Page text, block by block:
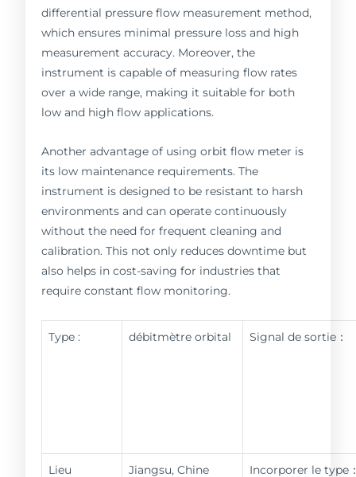
differential pressure flow measurement method,
which ensures minimal pressure loss and high
measurement accuracy. Moreover, the
instrument is capable of measuring flow rates
over a wide range, making it suitable for both
low and high flow applications.
Another advantage of using orbit flow meter is
its low maintenance requirements. The
instrument is designed to be resistant to harsh
environments and can operate continuously
without the need for frequent cleaning and
calibration. This not only reduces downtime but
also helps in cost-saving for industries that
require constant flow monitoring.
Type : débitmètre orbital Signal de sortie：
Lieu
Jiangsu, Chine Incorporer le type